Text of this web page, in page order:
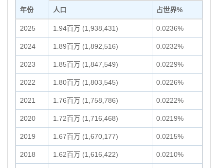
年份 人口 占世界%
2025 1.94百万 (1,938,431) 0.0236%
2024 1.89百万 (1,892,516) 0.0232%
2023 1.85百万 (1,847,549) 0.0229%
2022 1.80百万 (1,803,545) 0.0226%
2021 1.76百万 (1,758,786) 0.0222%
2020 1.72百万 (1,716,468) 0.0219%
2019 1.67百万 (1,670,177) 0.0215%
2018 1.62百万 (1,616,422) 0.0210%